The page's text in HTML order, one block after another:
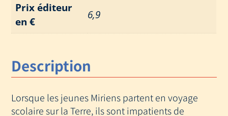
Prix éditeur
en €
6,9
Description
Lorsque les jeunes Miriens partent en voyage
scolaire sur la Terre, ils sont impatients de